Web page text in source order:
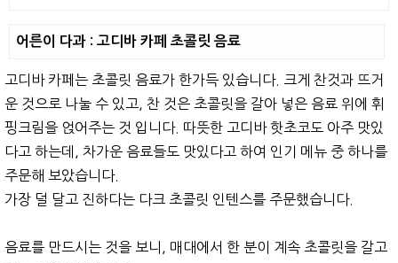
어른이 다과 : 고디바 카페 초콜릿 음료
고디바 카페는 초콜릿 음료가 한가득 있습니다. 크게 찬것과 뜨거
운 것으로 나눌 수 있고, 찬 것은 초콜릿을 갈아 넣은 음료 위에 휘
핑크림을 얹어주는 것 입니다. 따뜻한 고디바 핫초코도 아주 맛있
다고 하는데, 차가운 음료들도 맛있다고 하여 인기 메뉴 중 하나를
주문해 보았습니다.
가장 덜 달고 진하다는 다크 초콜릿 인텐스를 주문했습니다.
음료를 만드시는 것을 보니, 매대에서 한 분이 계속 초콜릿을 갈고